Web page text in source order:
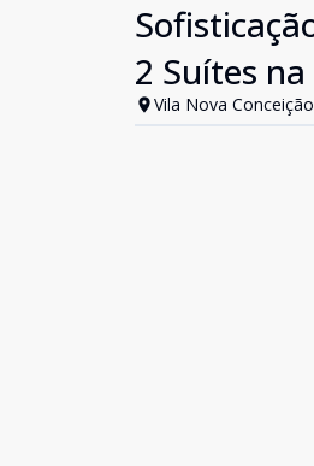
2 Suítes
Vila Nova